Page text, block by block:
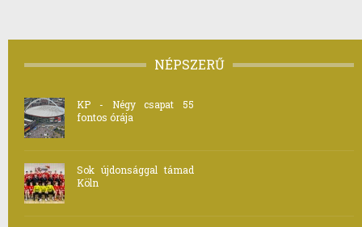
NÉPSZERŰ
KP - Négy csapat 55
fontos órája
Sok újdonsággal támad
Köln